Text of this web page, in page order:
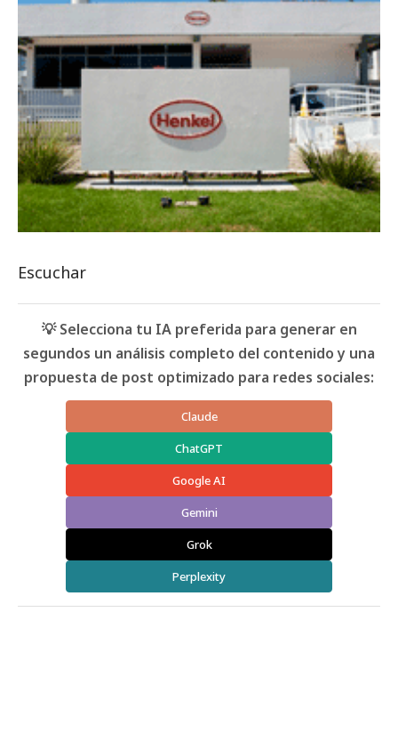
Escuchar
💡 Selecciona tu IA preferida para generar en
segundos un análisis completo del contenido y una
propuesta de post optimizado para redes sociales:
Claude
ChatGPT
Google AI
Gemini
Grok
Perplexity